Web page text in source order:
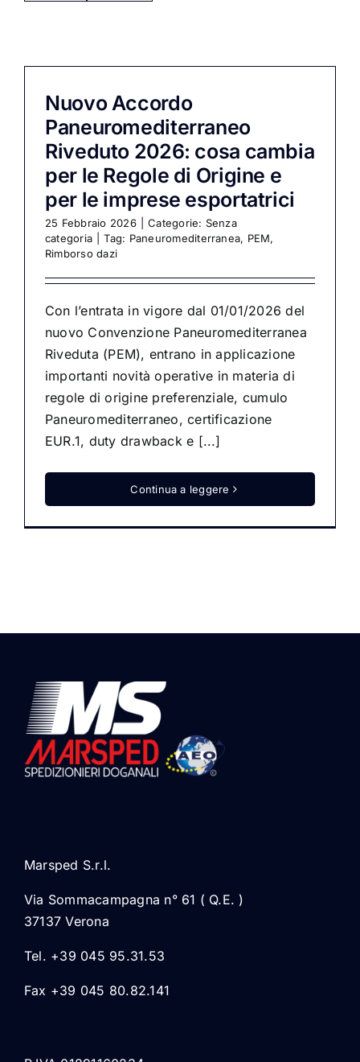
Nuovo Accordo
Paneuromediterraneo
Riveduto 2026: cosa cambia
per le Regole di Origine e
per le imprese esportatrici
25 Febbraio 2026 Categorie: Senza
categoria
Tag: Paneuromediterranea, PEM,
Rimborso dazi
Con l’entrata in vigore dal 01/01/2026 del
nuovo Convenzione Paneuromediterranea
Riveduta (PEM), entrano in applicazione
importanti novità operative in materia di
regole di origine preferenziale, cumulo
Paneuromediterraneo, certificazione
EUR.1, duty drawback e [...]
Continua a leggere
Marsped S.r.l.
Via Sommacampagna n° 61 ( Q.E. )
37137 Verona
Tel. +39 045 95.31.53
Fax +39 045 80.82.141